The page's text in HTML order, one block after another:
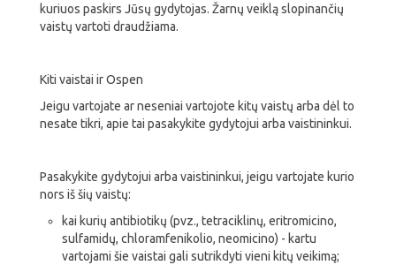
kuriuos paskirs Jūsų gydytojas. Žarnų veiklą slopinančių
vaistų vartoti draudžiama.
Kiti vaistai ir Ospen
Jeigu vartojate ar neseniai vartojote kitų vaistų arba dėl to
nesate tikri, apie tai pasakykite gydytojui arba vaistininkui.
Pasakykite gydytojui arba vaistininkui, jeigu vartojate kurio
nors iš šių vaistų:
kai kurių antibiotikų (pvz., tetraciklinų, eritromicino,
sulfamidų, chloramfenikolio, neomicino) - kartu
vartojami šie vaistai gali sutrikdyti vieni kitų veikimą;